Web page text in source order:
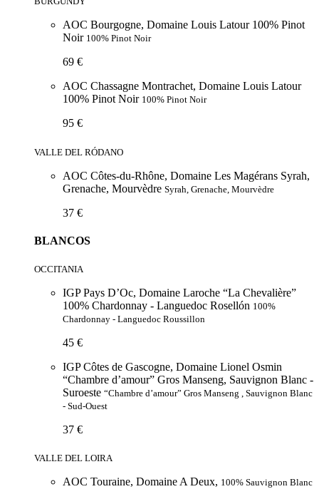
AOC Bourgogne, Domaine Louis Latour 100% Pinot
Noir 100% Pinot Noir
69 €
AOC Chassagne Montrachet, Domaine Louis Latour
100% Pinot Noir 100% Pinot Noir
95 €
VALLE DEL RÓDANO
AOC Côtes-du-Rhône, Domaine Les Magérans Syrah,
Grenache, Mourvèdre Syrah, Grenache, Mourvèdre
37 €
BLANCOS
OCCITANIA
IGP Pays D’Oc, Domaine Laroche “La Chevalière”
100% Chardonnay - Languedoc Rosellón 100%
Chardonnay - Languedoc Roussillon
45 €
IGP Côtes de Gascogne, Domaine Lionel Osmin
“Chambre d’amour” Gros Manseng, Sauvignon Blanc -
Suroeste “Chambre d’amour” Gros Manseng , Sauvignon Blanc
- Sud-Ouest
37 €
VALLE DEL LOIRA
AOC Touraine, Domaine A Deux, 100% Sauvignon Blanc